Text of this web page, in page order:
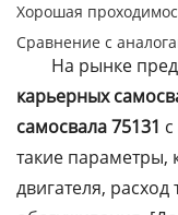
Хорошая
Сравнение с
На рынке
карьерных
самосвала 75131
такие параметры,
двигателя,